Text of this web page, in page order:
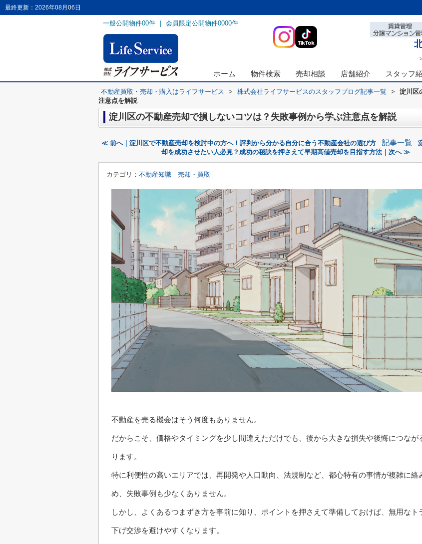
最終更新：2026年08月06日
一般公開物件00件 ｜ 会員限定公開物件0000件
ホーム 物件検索 売却相談 店舗紹介 スタッフ
不動産買取・売却・購入はライフサービス > 株式会社ライフサービスのスタッフブログ記事一覧 >
淀川区
注意点を解説
淀川区の不動産売却で損しないコツは？失敗事例から学ぶ注意点を解説
≪ 前へ｜淀川区で不動産売却を検討中の方へ！評判から分かる自分に合う不動産会社の選び方 記事一覧
却を成功させたい人必見？成功の秘訣を押さえて早期高値売却を目指す方法｜次へ ≫
カテゴリ： 不動産知識 売却・買取
不動産を売る機会はそう何度もありません。
だからこそ、価格やタイミングを少し間違えただけでも、後から大きな損失や後悔につなが
ります。
特に利便性の高いエリアでは、再開発や人口動向、法規制など、都心特有の事情が複雑に絡
め、失敗事例も少なくありません。
しかし、よくあるつまずき方を事前に知り、ポイントを押さえて準備しておけば、無用なト
下げ交渉を避けやすくなります。